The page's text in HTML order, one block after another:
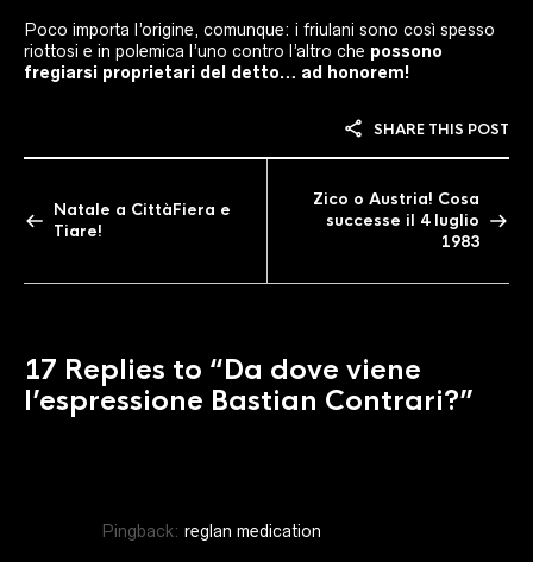
Poco importa l’origine, comunque: i friulani sono così spesso
riottosi e in polemica l’uno contro l’altro che possono
fregiarsi proprietari del detto… ad honorem!
SHARE THIS POST
Natale a CittàFiera e
Tiare!
Zico o Austria! Cosa
successe il 4 luglio
1983
17 Replies to “Da dove viene
l’espressione Bastian Contrari?”
Pingback: reglan medication